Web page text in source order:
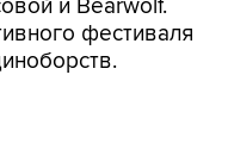
и Bearwolf.
фестиваля